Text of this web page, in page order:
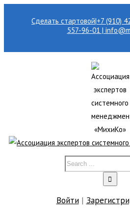
Сделать стартовой|+7 (910)
557-96-01 |
Войти|